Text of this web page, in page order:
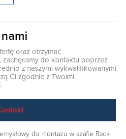
oraz otrzymać
zachęcamy do kontaktu poprzez
z naszymi wykwalifikowanymi
Ci zgodnie z Twoimi
do montażu w szafie Rack